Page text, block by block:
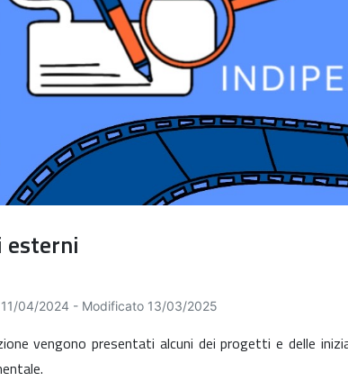
04/2024 - Modificato 13/03/2025
vengono presentati alcuni dei progetti e delle